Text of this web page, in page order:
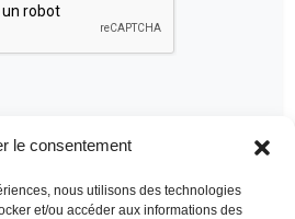
le consentement
nous utilisons des technologies
et/ou accéder aux informations des